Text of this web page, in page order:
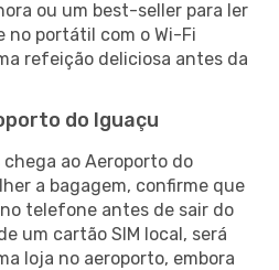
ou um best-seller para ler
no portátil com o Wi-Fi
refeição deliciosa antes da
do Iguaçu
ao Aeroporto do
a bagagem, confirme que
telefone antes de sair do
um cartão SIM local, será
loja no aeroporto, embora